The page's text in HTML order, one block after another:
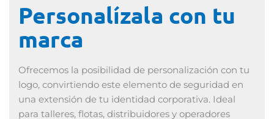
Personalízala con tu
marca
Ofrecemos la posibilidad de personalización con tu
logo, convirtiendo este elemento de seguridad en
una extensión de tu identidad corporativa. Ideal
para talleres, flotas, distribuidores y operadores